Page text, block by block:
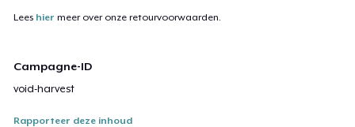
Lees hier meer over onze retourvoorwaarden.
Campagne-ID
void-harvest
Rapporteer deze inhoud